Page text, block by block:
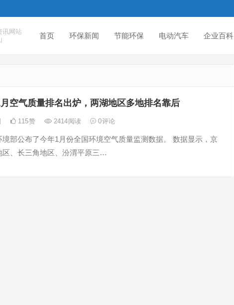
讯网站
首页 环保新闻 节能环保 电动汽车 企业百科
空气质量排名出炉，两湖地区多地排名靠后
115赞 2414阅读 0评论
境部公布了今年1月份全国环境空气质量监测数据。 数据显示，京
区、长三角地区、汾渭平原三…